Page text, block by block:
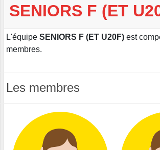
SENIORS F (ET
L'équipe SENIORS F (ET U20F) est
membres.
Les membres